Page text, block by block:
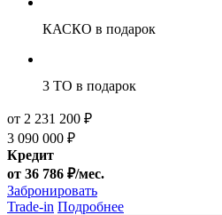
КАСКО в подарок
3 ТО в подарок
от 2 231 200 ₽
3 090 000 ₽
Кредит
от 36 786 ₽/мес.
Забронировать
Trade-in Подробнее